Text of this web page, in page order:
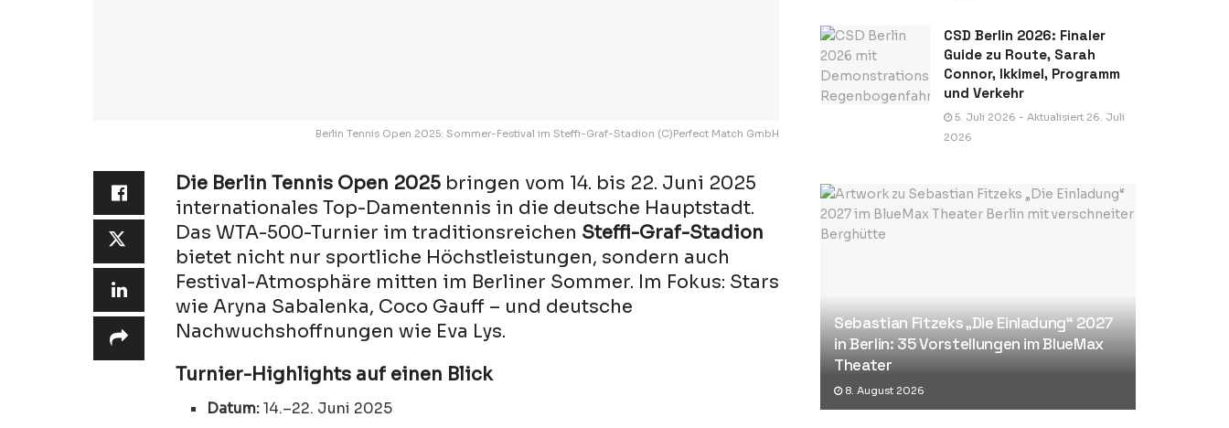
Berlin Tennis Open 2025: Sommer-Festival im Steffi-Graf-Stadion (C)Perfect Match GmbH
Die Berlin Tennis Open 2025 bringen vom 14. bis 22. Juni 2025
internationales Top-Damentennis in die deutsche Hauptstadt.
Das WTA-500-Turnier im traditionsreichen Steffi-Graf-Stadion
bietet nicht nur sportliche Höchstleistungen, sondern auch
Festival-Atmosphäre mitten im Berliner Sommer. Im Fokus: Stars
wie Aryna Sabalenka, Coco Gauff – und deutsche
Nachwuchshoffnungen wie Eva Lys.
Turnier-Highlights auf einen Blick
Datum:14.–22. Juni 2025
CSD Berlin 2026: Finaler
Guide zu Route, Sarah
Connor, Ikkimel, Programm
und Verkehr
5. Juli 2026 - Aktualisiert 26. Juli
2026
Sebastian Fitzeks „Die Einladung“ 2027
in Berlin: 35 Vorstellungen im BlueMax
Theater
8. August 2026